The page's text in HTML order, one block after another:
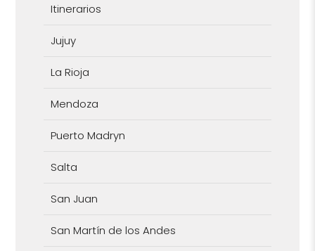
Itinerarios
Jujuy
La Rioja
Mendoza
Puerto Madryn
Salta
San Juan
San Martín de los Andes